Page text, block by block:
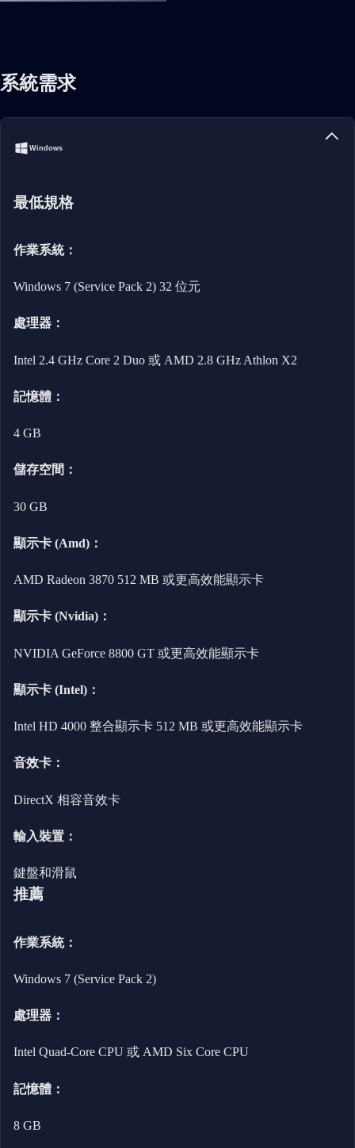
系統需求
Windows
最低規格
作業系統：
Windows 7 (Service Pack 2) 32 位元
處理器：
Intel 2.4 GHz Core 2 Duo 或 AMD 2.8 GHz Athlon X2
記憶體：
4 GB
儲存空間：
30 GB
顯示卡 (Amd)：
AMD Radeon 3870 512 MB 或更高效能顯示卡
顯示卡 (Nvidia)：
NVIDIA GeForce 8800 GT 或更高效能顯示卡
顯示卡 (Intel)：
Intel HD 4000 整合顯示卡 512 MB 或更高效能顯示卡
音效卡：
DirectX 相容音效卡
輸入裝置：
鍵盤和滑鼠
推薦
作業系統：
Windows 7 (Service Pack 2)
處理器：
Intel Quad-Core CPU 或 AMD Six Core CPU
記憶體：
8 GB